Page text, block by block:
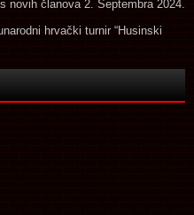
novih članova 2. Septembra 2024.
hrvački turnir “Husinski